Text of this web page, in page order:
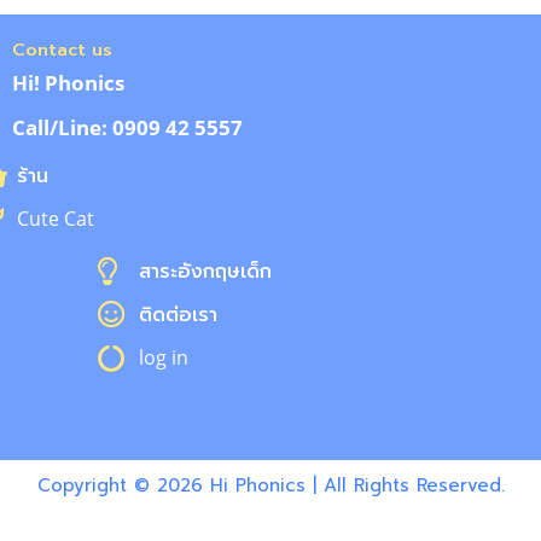
Contact us
Hi! Phonics
Call/Line: 0909 42 5557
ร้าน
Cute Cat
สาระอังกฤษเด็ก
ติดต่อเรา
log in
Copyright © 2026 Hi Phonics | All Rights Reserved.